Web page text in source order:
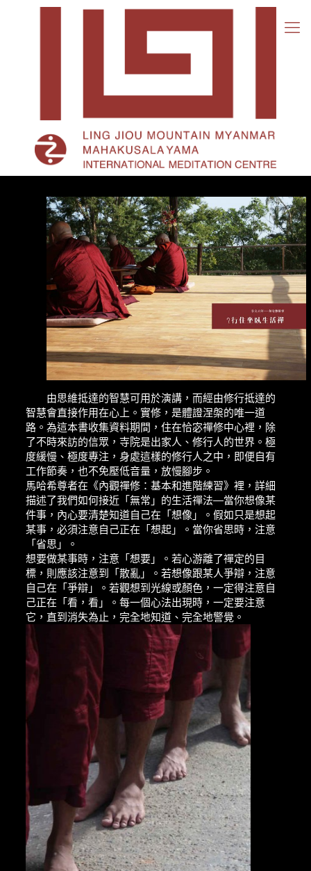
禪
由思維抵達的智慧可用於演講，而經由修行抵達的
智慧會直接作用在心上。實修，是體證涅槃的唯一道
路。為這本書收集資料期間，住在恰宓禪修中心裡，除
了不時來訪的信眾，寺院是出家人、修行人的世界。極
度緩慢、極度專注，身處這樣的修行人之中，即便自有
工作節奏，也不免壓低音量，放慢腳步。
馬哈希尊者在《內觀禪修：基本和進階練習》裡，詳細
描述了我們如何接近「無常」的生活禪法—當你想像某
件事，內心要清楚知道自己在「想像」。假如只是想起
某事，必須注意自己正在「想起」。當你省思時，注意
「省思」。
想要做某事時，注意「想要」。若心游離了禪定的目
標，則應該注意到「散亂」。若想像跟某人爭辯，注意
自己在「爭辯」。若觀想到光線或顏色，一定得注意自
己正在「看，看」。每一個心法出現時，一定要注意
它，直到消失為止，完全地知道、完全地警覺。